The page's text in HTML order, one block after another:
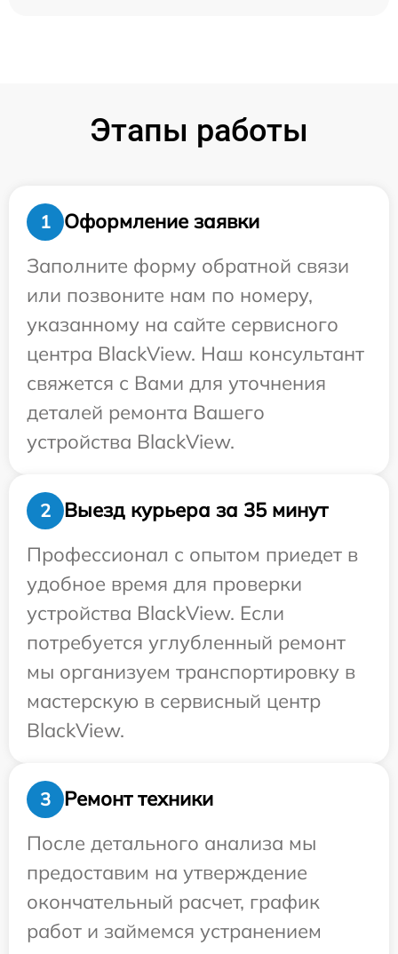
Этапы работы
1
Оформление заявки
Заполните форму обратной связи
или позвоните нам по номеру,
указанному на сайте сервисного
центра BlackView. Наш консультант
свяжется с Вами для уточнения
деталей ремонта Вашего
устройства BlackView.
2
Выезд курьера за 35 минут
Профессионал с опытом приедет в
удобное время для проверки
устройства BlackView. Если
потребуется углубленный ремонт
мы организуем транспортировку в
мастерскую в сервисный центр
BlackView.
3
Ремонт техники
После детального анализа мы
предоставим на утверждение
окончательный расчет, график
работ и займемся устранением